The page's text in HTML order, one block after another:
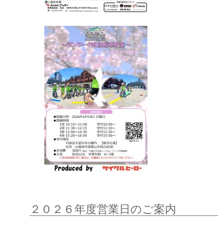
２０２６年度営業日のご案内